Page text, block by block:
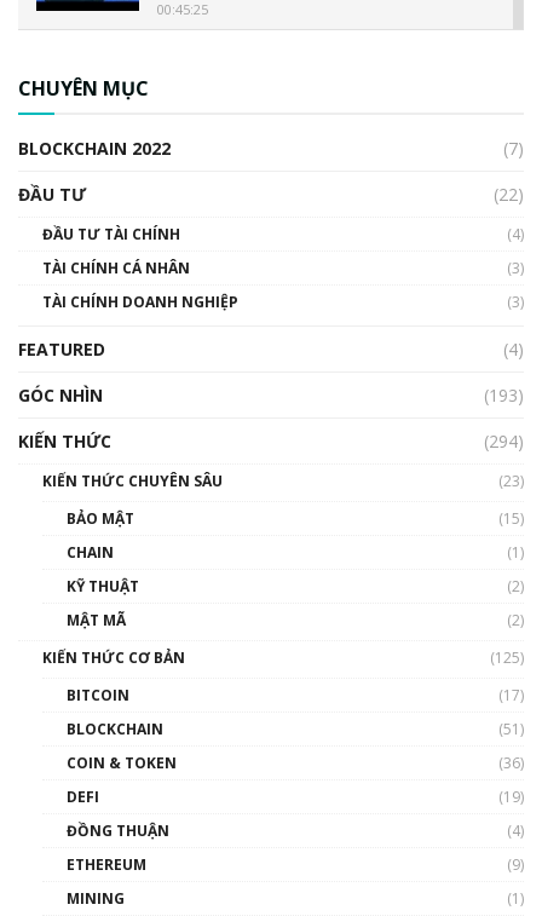
00:45:25
00:02:14
Nhìn lại năm 2022: Những sự kiện ảnh hưởng
đến hệ sinh thái tiền mã hoá | Phổ cập
00:43:47
như thể nào?
00:39:31
Phổ cập Blockchain
CHUYÊN MỤC
BLOCKCHAIN 2022
(7)
ĐẦU TƯ
(22)
ĐẦU TƯ TÀI CHÍNH
(4)
TÀI CHÍNH CÁ NHÂN
(3)
TÀI CHÍNH DOANH NGHIỆP
(3)
FEATURED
(4)
GÓC NHÌN
(193)
KIẾN THỨC
(294)
KIẾN THỨC CHUYÊN SÂU
(23)
BẢO MẬT
(15)
CHAIN
(1)
KỸ THUẬT
(2)
MẬT MÃ
(2)
KIẾN THỨC CƠ BẢN
(125)
BITCOIN
(17)
BLOCKCHAIN
(51)
COIN & TOKEN
(36)
DEFI
(19)
ĐỒNG THUẬN
(4)
ETHEREUM
(9)
MINING
(1)